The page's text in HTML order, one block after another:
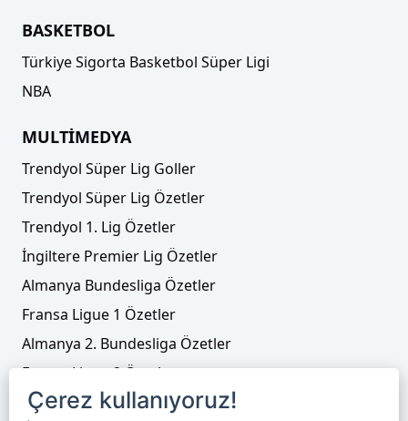
BASKETBOL
Türkiye Sigorta Basketbol Süper Ligi
NBA
MULTİMEDYA
Trendyol Süper Lig Goller
Trendyol Süper Lig Özetler
Trendyol 1. Lig Özetler
İngiltere Premier Lig Özetler
Almanya Bundesliga Özetler
Fransa Ligue 1 Özetler
Almanya 2. Bundesliga Özetler
Fransa Ligue 2 Özetler
Tenis
Çerez kullanıyoruz!